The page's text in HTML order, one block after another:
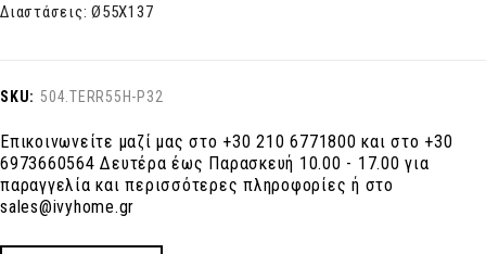
Διαστάσεις: Ø55Χ137
SKU: 504.TERR55H-Ρ32
Επικοινωνείτε μαζί μας στο +30 210 6771800 και στο +30
6973660564 Δευτέρα έως Παρασκευή 10.00 - 17.00 για
παραγγελία και περισσότερες πληροφορίες ή στο
sales@ivyhome.gr